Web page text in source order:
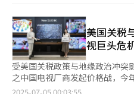
凡的日常生活场景中，在经济下
下，或许我们需要更多这样烟
相信经济会好转，日子会好起来
然与市井同频共振。
年经济增长率（0.8%）与消费者
就业增长率（0.4%）得出，并
累计消费者物价涨幅与最低时薪
限涨幅4.1%。 相反，劳动界立即表示强烈反对。韩国劳动组合总
联盟与全国民主劳动组合总联
去三年物价飞涨导致实际工资大
远远不足，公益委员提出的最低
舞台问候等多样形式展开。展映
区》《爱的蹦极》《甜蜜人生》
海，成为王的男人》《局内人》
《混凝土乌托邦》，涵盖爱情、
仅展现李炳宪多样化的角色诠释
轨迹。 作为韩国电影界公认的“演技派”代表，李炳宪不仅在本
土影视作品中积累了丰富的表演
美国关税
视巨头危
受美国关税政策与地缘政治冲突
之中国电视厂商发起价格战，今
复杂局势。 市场研究机构奥姆迪亚（Omdia）研究报告显示，今